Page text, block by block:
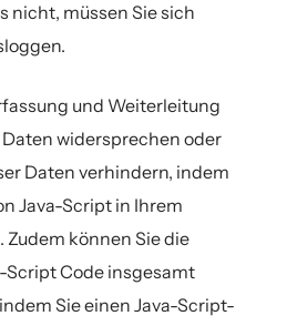
nicht, müssen Sie sich
und Weiterleitung
widersprechen oder
Daten verhindern, indem
Java-Script in Ihrem
Zudem können Sie die
Script Code insgesamt
Sie einen Java-Script-